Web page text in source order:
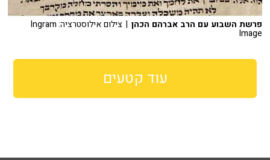
פרשת השבוע עם הרב אברהם הכהן | צילום אילוסטרציה: Ingram
Image
עוד קטעים